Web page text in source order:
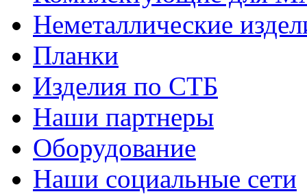
Неметаллические
Планки
Изделия по СТБ
Наши партнеры
Оборудование
Наши социальные сети